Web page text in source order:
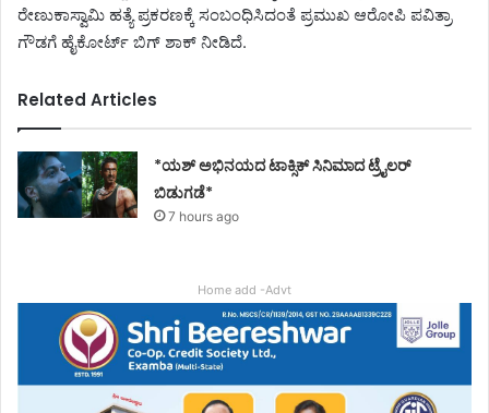
ರೇಣುಕಾಸ್ವಾಮಿ ಹತ್ಯೆ ಪ್ರಕರಣಕ್ಕೆ ಸಂಬಂಧಿಸಿದಂತೆ ಪ್ರಮುಖ ಆರೋಪಿ ಪವಿತ್ರಾ
ಗೌಡಗೆ ಹೈಕೋರ್ಟ್ ಬಿಗ್ ಶಾಕ್ ನೀಡಿದೆ.
Related Articles
*ಯಶ್ ಅಭಿನಯದ ಟಾಕ್ಸಿಕ್ ಸಿನಿಮಾದ ಟ್ರೈಲರ್
ಬಿಡುಗಡೆ*
7 hours ago
Home add -Advt